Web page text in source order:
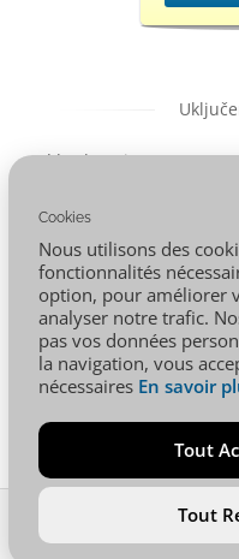
** : domaine
minimum
PHP 7.1 à 8.1
Support 24/7
Autorsko pravo © 2026
Cookies
Nous utilisons des
fonctionnalités
option, pour améliorer
analyser notre trafic.
pas vos données
la navigation, vous
nécessaires En savoir
Tout
Tout